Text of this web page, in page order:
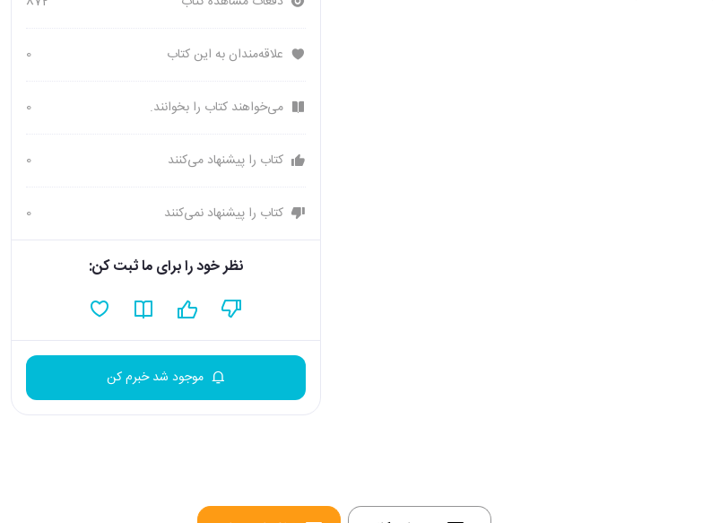
علاقه‌مندان به این کتاب 0
می‌خواهند کتاب را بخوانند. 0
کتاب را پیشنهاد می‌کنند 0
کتاب را پیشنهاد نمی‌کنند 0
نظر خود را برای ما ثبت کن:
موجود شد خبرم کن